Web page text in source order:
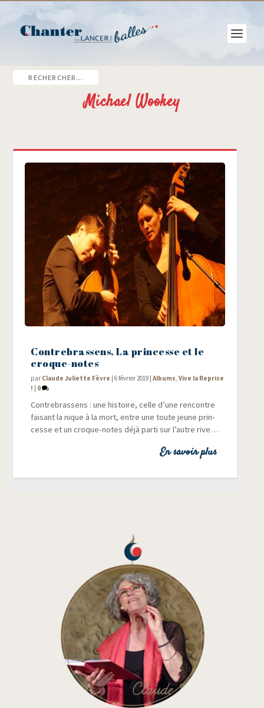
Michael Wookey
Contrebrassens, La princesse et le
croque-notes
par Claude Juliette Fèvre |6 février 2019 |Albums ,Vive la Reprise
! | 0
Contre­bras­sens : une his­toire, celle d’une ren­contre
fai­sant la nique à la mort, entre une toute jeune prin­
cesse et un croque-notes déjà par­ti sur l’autre rive…
En savoir plus